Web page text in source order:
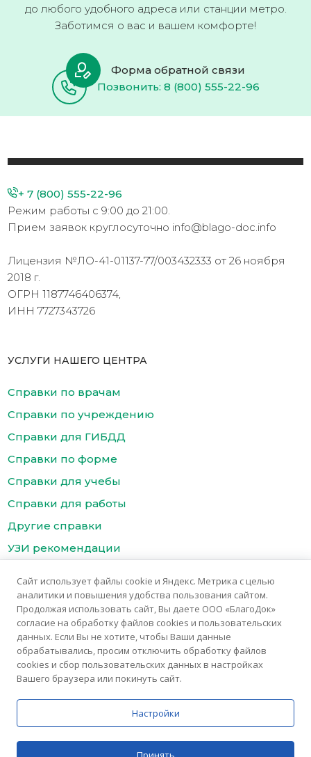
до любого удобного адреса или станции метро.
Заботимся о вас и вашем комфорте!
Форма обратной связи
Позвонить: 8 (800) 555-22-96
+ 7 (800) 555-22-96
Режим работы с 9:00 до 21:00.
Прием заявок круглосуточно info@blago-doc.info
Лицензия №ЛО-41-01137-77/003432333 от 26 ноября
2018 г.
ОГРН 1187746406374,
ИНН 7727343726
УСЛУГИ НАШЕГО ЦЕНТРА
Справки по врачам
Справки по учреждению
Справки для ГИБДД
Справки по форме
Справки для учебы
Справки для работы
Другие справки
УЗИ рекомендации
Контакты медицинского центра БлагоДок
© 2025 Медицинский центр «БлагоДок»
Медицинские услуги предоставляются ООО "Благомед"
ИМЕЮТСЯ ПРОТИВОПОКАЗАНИЯ. НЕОБХОДИМА
Сайт использует файлы cookie и Яндекс. Метрика с целью
аналитики и повышения удобства пользования сайтом.
Продолжая использовать сайт, Вы даете ООО «БлагоДок»
согласие на обработку файлов cookies и пользовательских
данных. Если Вы не хотите, чтобы Ваши данные
обрабатывались, просим отключить обработку файлов
cookies и сбор пользовательских данных в настройках
Вашего браузера или покинуть сайт.
Настройки